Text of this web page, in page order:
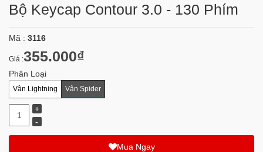
Bộ Keycap Contour 3.0 - 130 Phím
Mã : 3116
Giá :355.000₫
Phân Loại
Vân Lightning Vân Spider
Mua Ngay